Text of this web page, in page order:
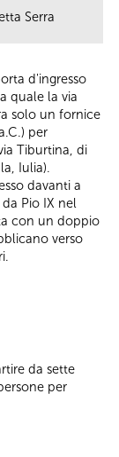
Serra
d'ingresso
quale la via
solo un fornice
per
Tiburtina, di
Iulia).
davanti a
Pio IX nel
con un doppio
verso
da sette
per